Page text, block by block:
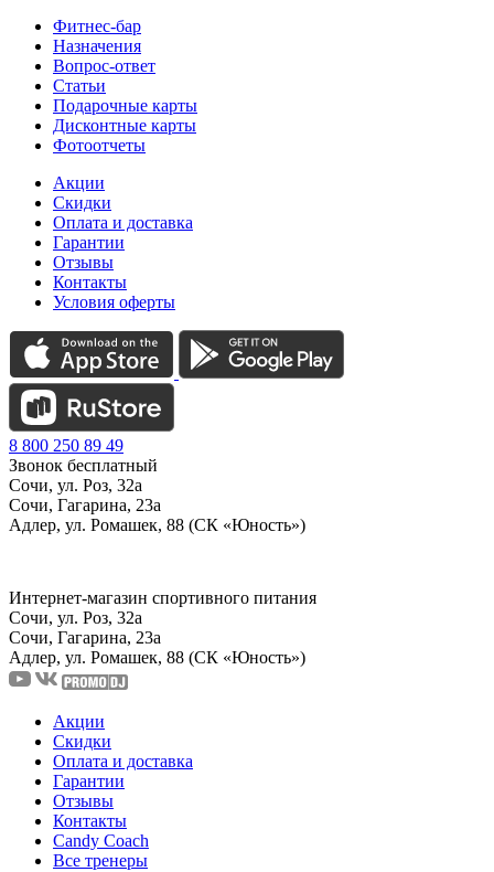
Фитнес-бар
Назначения
Вопрос-ответ
Статьи
Подарочные карты
Дисконтные карты
Фотоотчеты
Акции
Скидки
Оплата и доставка
Гарантии
Отзывы
Контакты
Условия оферты
8 800 250 89 49
Звонок бесплатный
Сочи, ул. Роз, 32а
Сочи, Гагарина, 23а
Адлер, ул. Ромашек, 88 (СК «Юность»)
Интернет-магазин спортивного питания
Сочи, ул. Роз, 32а
Сочи, Гагарина, 23а
Адлер, ул. Ромашек, 88 (СК «Юность»)
Акции
Скидки
Оплата и доставка
Гарантии
Отзывы
Контакты
Candy Coach
Все тренеры